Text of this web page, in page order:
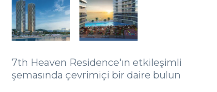
7th Heaven Residence'ın etkileşimli
şemasında çevrimiçi bir daire bulun